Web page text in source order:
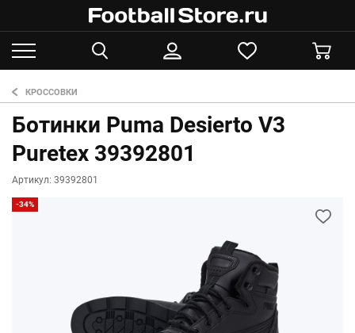
КРОССОВКИ
Ботинки Puma Desierto V3
Puretex 39392801
Артикул: 39392801
-34%